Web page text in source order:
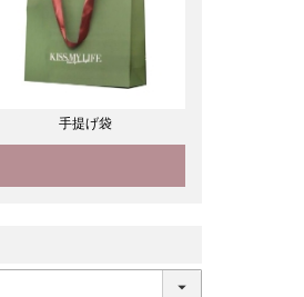
手提げ袋